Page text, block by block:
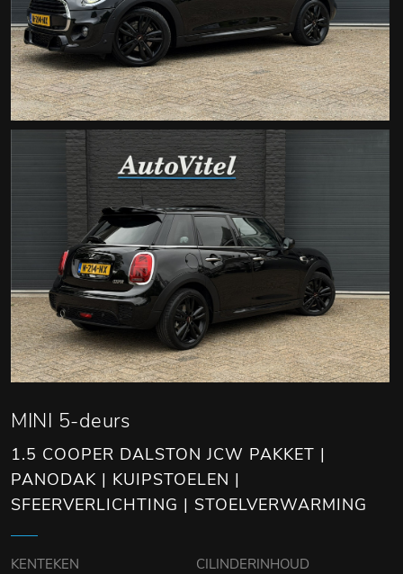
MINI 5-deurs
1.5 COOPER DALSTON JCW PAKKET |
PANODAK | KUIPSTOELEN |
SFEERVERLICHTING | STOELVERWARMING
KENTEKEN
CILINDERINHOUD